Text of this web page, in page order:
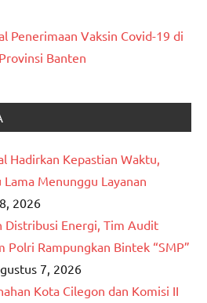
Penerimaan Vaksin Covid-19 di
Banten
Hadirkan Kepastian Waktu,
Lama Menunggu Layanan
2026
Distribusi Energi, Tim Audit
Polri Rampungkan Bintek “SMP”
7, 2026
Kota Cilegon dan Komisi II